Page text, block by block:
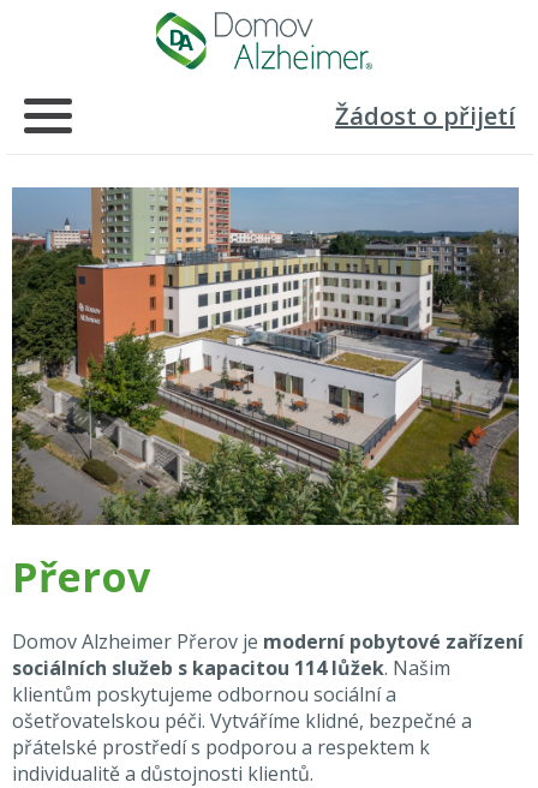
Žádost o přijetí
Přerov
Domov Alzheimer Přerov je moderní pobytové zařízení
sociálních služeb s kapacitou 114 lůžek. Našim
klientům poskytujeme odbornou sociální a
ošetřovatelskou péči. Vytváříme klidné, bezpečné a
přátelské prostředí s podporou a respektem k
individualitě a důstojnosti klientů.